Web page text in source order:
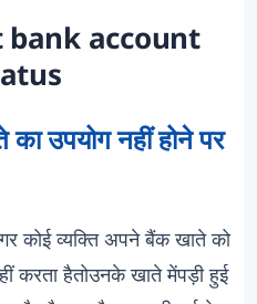
bank account
उपयोग नहीं होने पर
कोई व्यक्ति अपने बैंक खाते को
करता हैतोउनके खाते मेंपड़ी हुई